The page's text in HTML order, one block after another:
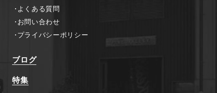
よくある質問
お問い合わせ
プライバシーポリシー
ブログ
特集